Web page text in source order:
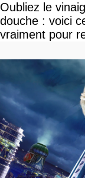
Oubliez le
douche : voici
vraiment pour